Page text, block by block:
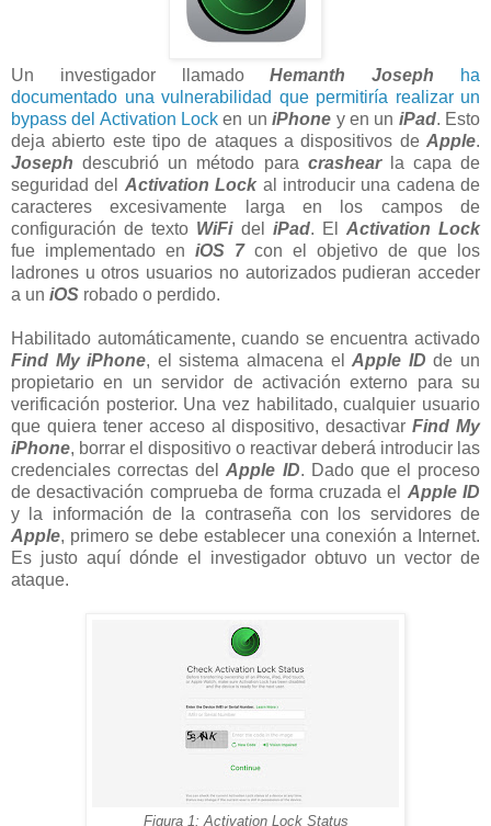
Un investigador llamadoHemanth Joseph
ha
documentado una vulnerabilidad que permitiría realizar un
bypass del Activation Lock en uniPhone y en un iPad. Esto
deja abierto este tipo de ataques a dispositivos de Apple.
Joseph descubrió un método para crashear
la capa de
seguridad del Activation Lock al introducir una cadena de
caracteres excesivamente larga en los campos de
configuración de texto WiFi del iPad. El Activation Lock
fue implementado en iOS 7con el objetivo de que los
ladrones u otros usuarios no autorizados pudieran acceder
a un iOS robado o perdido.
Habilitado automáticamente, cuando se encuentra activado
Find My iPhone, el sistema almacena elApple ID de un
propietario en un servidor de activación externo para su
verificación posterior. Una vez habilitado, cualquier usuario
que quiera tener acceso al dispositivo, desactivarFind My
iPhone, borrar el dispositivo o reactivar deberá introducir las
credenciales correctas delApple ID. Dado que el proceso
de desactivación comprueba de forma cruzada el Apple ID
y la información de la contraseña con los servidores de
Apple, primero se debe establecer una conexión a Internet.
Es justo aquí dónde el investigador obtuvo un vector de
ataque.
Figura 1: Activation Lock Status